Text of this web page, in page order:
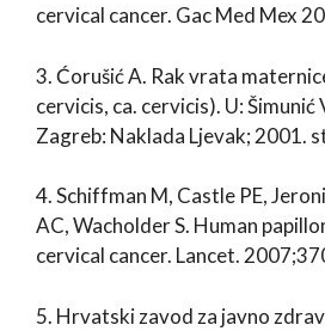
cervical cancer. Gac Med Mex
3. Ćorušić A. Rak vrata
cervicis, ca. cervicis). U: Šimunić
Zagreb: Naklada Ljevak; 2001.
4. Schiffman M, Castle PE,
AC, Wacholder S. Human
cervical cancer. Lancet.
5. Hrvatski zavod za javno